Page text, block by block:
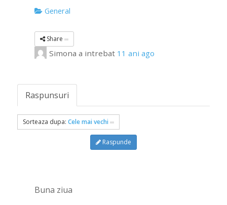
General
Share
Simona a intrebat 11 ani ago
Raspunsuri
Sorteaza dupa: Cele mai vechi
Raspunde
Buna ziua